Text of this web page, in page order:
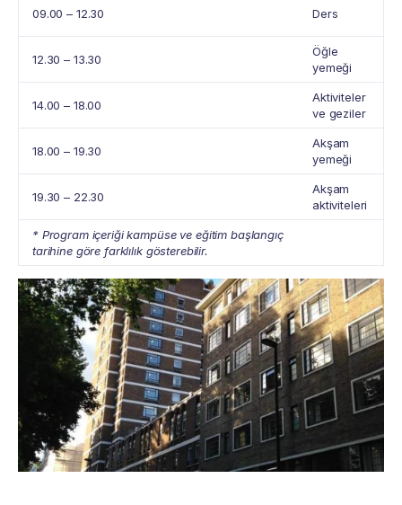
09.00 – 12.30 Ders
12.30 – 13.30
Öğle
yemeği
14.00 – 18.00
Aktiviteler
ve geziler
18.00 – 19.30
Akşam
yemeği
19.30 – 22.30
Akşam
aktiviteleri
* Program içeriği kampüse ve eğitim başlangıç
tarihine göre farklılık gösterebilir.